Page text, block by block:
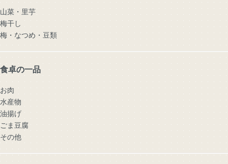
山菜・里芋
梅干し
梅・なつめ・豆類
食卓の一品
お肉
水産物
油揚げ
ごま豆腐
その他